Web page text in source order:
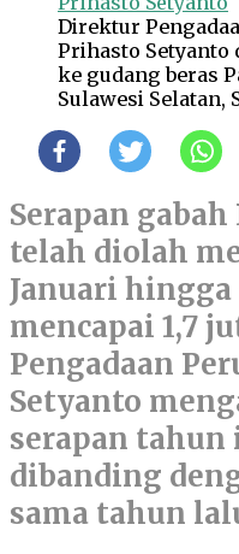
Direktur
Prihasto
ke gudang beras
Sulawesi Selatan,
Serapan
telah diolah
Januari
mencapai 1,7
Pengadaan
Setyanto
serapan
dibanding
sama tahun